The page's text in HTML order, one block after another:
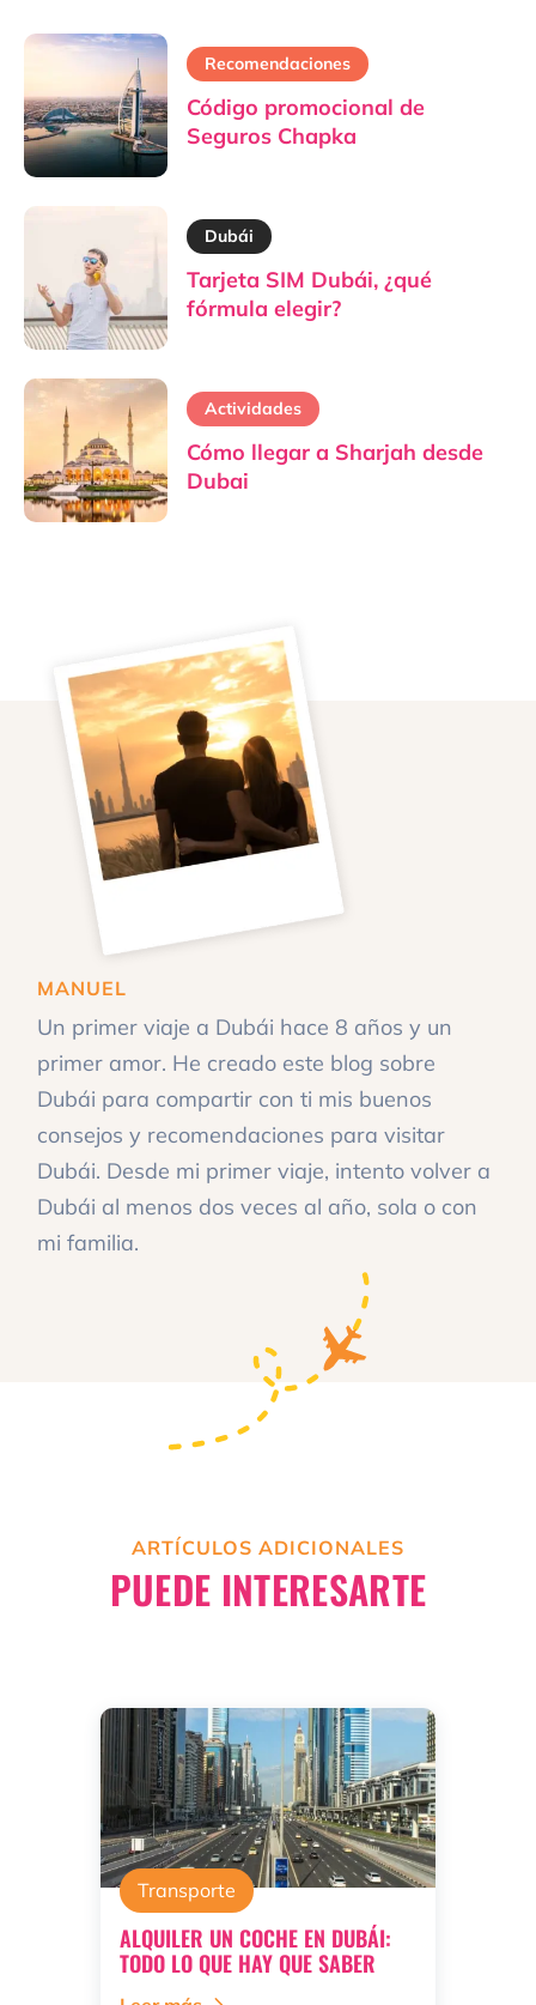
Recomendaciones
Código promocional de
Seguros Chapka
Dubái
Tarjeta SIM Dubái, ¿qué
fórmula elegir?
Actividades
Cómo llegar a Sharjah desde
Dubai
MANUEL
Un primer viaje a Dubái hace 8 años y un
primer amor. He creado este blog sobre
Dubái para compartir con ti mis buenos
consejos y recomendaciones para visitar
Dubái. Desde mi primer viaje, intento volver a
Dubái al menos dos veces al año, sola o con
mi familia.
ARTÍCULOS ADICIONALES
PUEDE INTERESARTE
Transporte
ALQUILER UN COCHE EN DUBÁI:
TODO LO QUE HAY QUE SABER